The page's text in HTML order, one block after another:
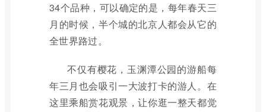
34个品种，可以确定的是，每年春天三
月的时候，半个城的北京人都会从它的
全世界路过。
不仅有樱花，玉渊潭公园的游船每
年三月也会吸引一大波打卡的游人。在
这里乘船赏花观景，让你逛一整天都觉